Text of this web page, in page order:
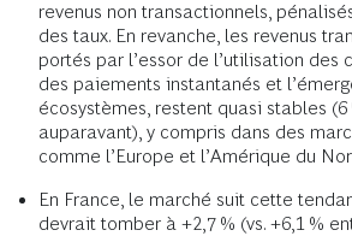
revenus non transactionnels,
des taux. En revanche, les revenus
portés par l’essor de l’utilisation des
des paiements instantanés et
écosystèmes, restent quasi stables (6
auparavant), y compris dans des
comme l’Europe et l’Amérique du
En France, le marché suit cette
devrait tomber à +2,7 % (vs. +6,1 %